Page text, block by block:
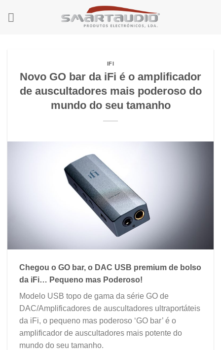
IFI
Novo GO bar da iFi é o amplificador
de auscultadores mais poderoso do
mundo do seu tamanho
Chegou o GO bar, o DAC USB premium de bolso
da iFi… Pequeno mas Poderoso!
Modelo USB topo de gama da série GO de
DAC/Amplificadores de auscultadores ultraportáteis
da iFi, o pequeno mas poderoso ‘GO bar’ é o
amplificador de auscultadores mais potente do
mundo do seu tamanho.